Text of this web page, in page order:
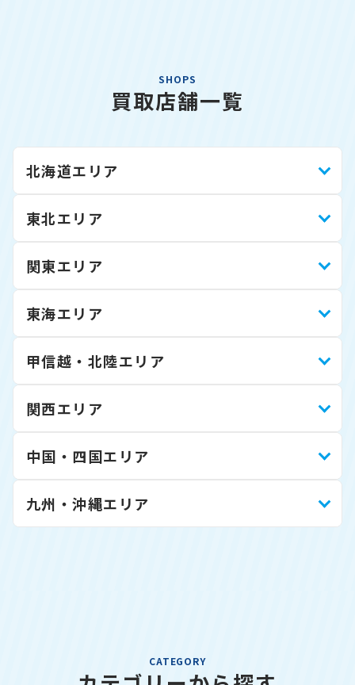
SHOPS
買取店舗一覧
北海道エリア
東北エリア
関東エリア
東海エリア
甲信越・北陸エリア
関西エリア
中国・四国エリア
九州・沖縄エリア
CATEGORY